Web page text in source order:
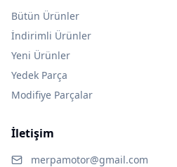
Bütün Ürünler
İndirimli Ürünler
Yeni Ürünler
Yedek Parça
Modifiye Parçalar
İletişim
merpamotor@gmail.com